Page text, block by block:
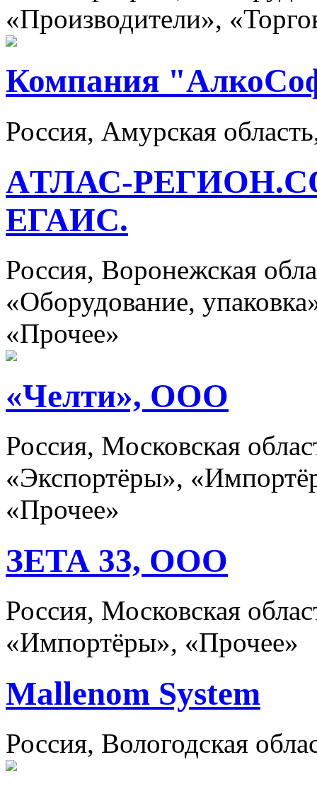
«Производители»,
Компания
Россия, Амурская
AТЛАС-
ЕГАИС.
Россия, Воронежская
«Оборудование,
«Прочее»
«Челти», ООО
Россия, Московская
«Экспортёры»,
«Прочее»
ЗЕТА 33, ООО
Россия, Московская
«Импортёры», «Прочее»
Mallenom System
Россия, Вологодская